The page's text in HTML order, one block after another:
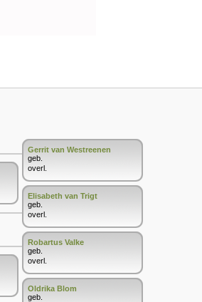
Gerrit van Westreenen
geb.
overl.
Elisabeth van Trigt
geb.
overl.
Robartus Valke
geb.
overl.
Oldrika Blom
geb.